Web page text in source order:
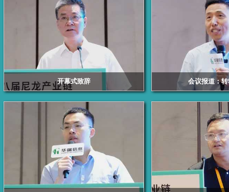
开幕式致辞
浙江华瑞信息资讯股份有限公司总经理 赖天明
会议报道：
南华期货首席经